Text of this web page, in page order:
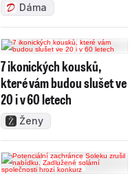
Dáma
7 ikonických kousků,
které vám budou slušet ve
20 i v 60 letech
Ženy